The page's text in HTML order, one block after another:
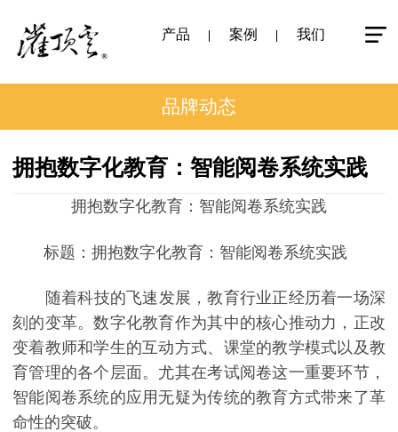
产品 案例 我们
品牌动态
拥抱数字化教育：智能阅卷系统实践
拥抱数字化教育：智能阅卷系统实践
标题：拥抱数字化教育：智能阅卷系统实践
随着科技的飞速发展，教育行业正经历着一场深
刻的变革。数字化教育作为其中的核心推动力，正改
变着教师和学生的互动方式、课堂的教学模式以及教
育管理的各个层面。尤其在考试阅卷这一重要环节，
智能阅卷系统的应用无疑为传统的教育方式带来了革
命性的突破。